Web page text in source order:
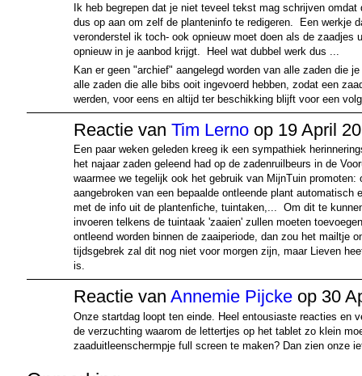
Ik heb begrepen dat je niet teveel tekst mag schrijven
dus op aan om zelf de planteninfo te redigeren. Een werkje
veronderstel ik toch- ook opnieuw moet doen als de zaadjes
opnieuw in je aanbod krijgt. Heel wat dubbel werk dus ...
Kan er geen "archief" aangelegd worden van alle zaden die
alle zaden die alle bibs ooit ingevoerd hebben, zodat een
werden, voor eens en altijd ter beschikking blijft voor een
Reactie van Tim Lernoop 19 April
Een paar weken geleden kreeg ik een sympathiek
het najaar zaden geleend had op de zadenruilbeurs in de
waarmee we tegelijk ook het gebruik van MijnTuin
aangebroken van een bepaalde ontleende plant automatisch
met de info uit de plantenfiche, tuintaken,... Om dit te
invoeren telkens de tuintaak 'zaaien' zullen moeten
ontleend worden binnen de zaaiperiode, dan zou het mailtje
tijdsgebrek zal dit nog niet voor morgen zijn, maar Lieven
is.
Reactie van Annemie Pijckeop 30
Onze startdag loopt ten einde. Heel entousiaste reacties en
de verzuchting waarom de lettertjes op het tablet zo klein
zaaduitleenschermpje full screen te maken? Dan zien onze